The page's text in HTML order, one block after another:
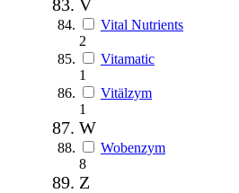
V
Vital Nutrients
2
Vitamatic
1
Vitälzym
1
W
Wobenzym
8
Z